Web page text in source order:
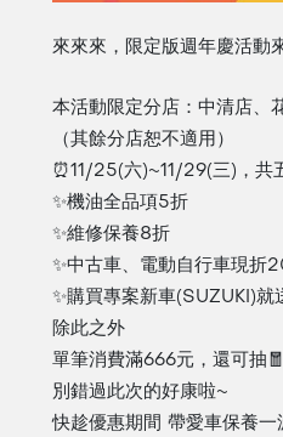
來來來，限定版週年慶活動
本活動限定分店：中清店、
（其餘分店恕不適用）
⏰11/25(六)~11/29(三)，共
✨機油全品項5折
✨維修保養8折
✨中古車、電動自行車現折
✨購買專案新車(SUZUKI)就
除此之外
單筆消費滿666元，還可抽
別錯過此次的好康啦~
快趁優惠期間 帶愛車保養一